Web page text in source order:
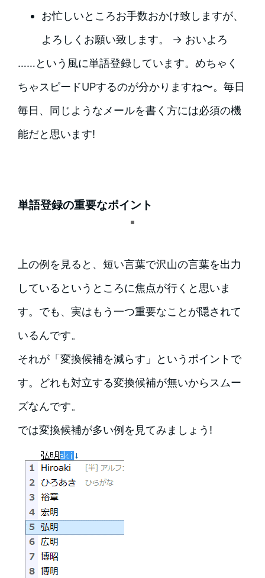
お忙しいところお手数おかけ致しますが、
よろしくお願い致します。 → おいよろ
……という風に単語登録しています。めちゃく
ちゃスピードUPするのが分かりますね〜。毎日
毎日、同じようなメールを書く方には必須の機
能だと思います!
単語登録の重要なポイント
上の例を見ると、短い言葉で沢山の言葉を出力
しているというところに焦点が行くと思いま
す。でも、実はもう一つ重要なことが隠されて
いるんです。
それが「変換候補を減らす」というポイントで
す。どれも対立する変換候補が無いからスムー
ズなんです。
では変換候補が多い例を見てみましょう!